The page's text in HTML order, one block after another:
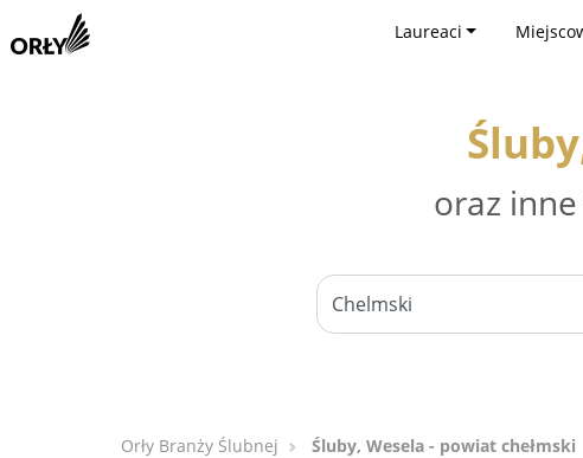
Laureaci
oraz
Orły Branży Ślubnej Śluby, Wesela - powiat chełmski